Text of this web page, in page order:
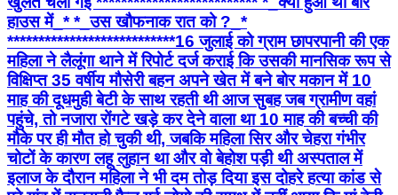
हाउस में_* *_उस खौफनाक रात को ?_*
*************************** ​16 जुलाई को ग्राम छापरपानी की एक
महिला ने लैलूंगा थाने में रिपोर्ट दर्ज कराई कि उसकी मानसिक रूप से
विक्षिप्त 35 वर्षीय मौसेरी बहन अपने खेत में बने बोर मकान में 10
माह की दूधमुही बेटी के साथ रहती थी ​आज सुबह जब ग्रामीण वहां
पहुंचे, तो नजारा रोंगटे खड़े कर देने वाला था 10 माह की बच्ची की
मौके पर ही मौत हो चुकी थी, जबकि महिला सिर और चेहरा गंभीर
चोटों के कारण लहू लुहान था और वो बेहोश पड़ी थी अस्पताल में
इलाज के दौरान महिला ने भी दम तोड़ दिया इस दोहरे हत्या कांड से